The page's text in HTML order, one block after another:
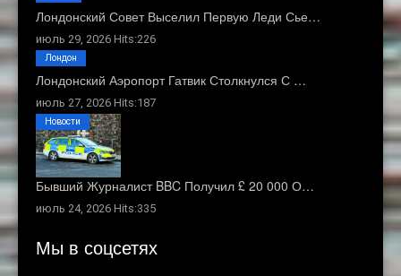
Лондонский Совет Выселил Первую Леди Сье…
июль 29, 2026 Hits:226
Лондонский Аэропорт Гатвик Столкнулся С …
июль 27, 2026 Hits:187
Лондон
Бывший Журналист BBC Получил £ 20 000 О…
июль 24, 2026 Hits:335
Новости
Мы в соцсетях